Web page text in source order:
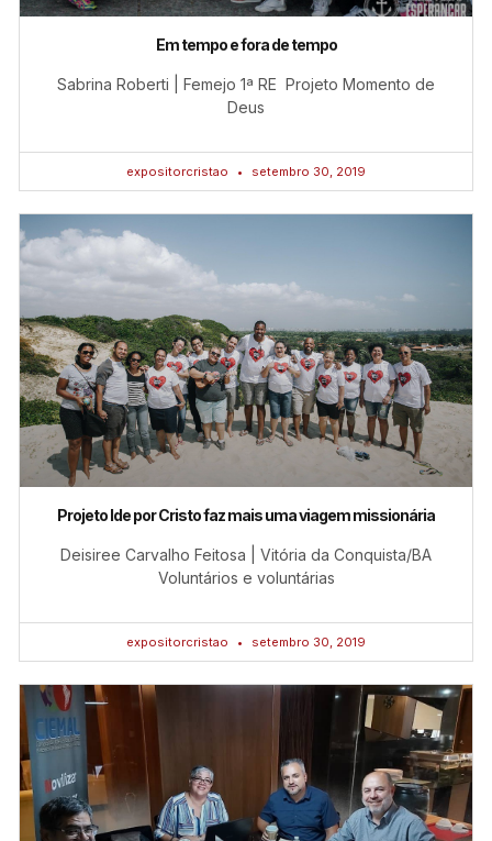
Em tempo e fora de tempo
Sabrina Roberti | Femejo 1ª RE Projeto Momento de
Deus
expositorcristao setembro 30, 2019
Projeto Ide por Cristo faz mais uma viagem missionária
Deisiree Carvalho Feitosa | Vitória da Conquista/BA
Voluntários e voluntárias
expositorcristao setembro 30, 2019